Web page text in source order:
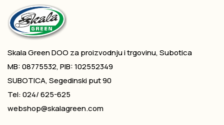
Skala Green DOO za proizvodnju i trgovinu, Subotica
MB: 08775532, PIB: 102552349
SUBOTICA, Segedinski put 90
Tel: 024/ 625-625
webshop@skalagreen.com